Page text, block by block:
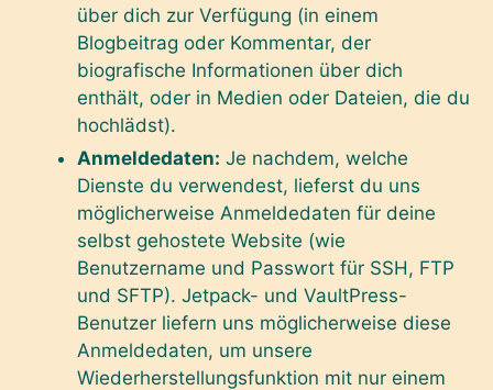
über dich zur Verfügung (in einem
Blogbeitrag oder Kommentar, der
biografische Informationen über dich
enthält, oder in Medien oder Dateien, die du
hochlädst).
Anmeldedaten: Je nachdem, welche
Dienste du verwendest, lieferst du uns
möglicherweise Anmeldedaten für deine
selbst gehostete Website (wie
Benutzername und Passwort für SSH, FTP
und SFTP). Jetpack- und VaultPress-
Benutzer liefern uns möglicherweise diese
Anmeldedaten, um unsere
Wiederherstellungsfunktion mit nur einem